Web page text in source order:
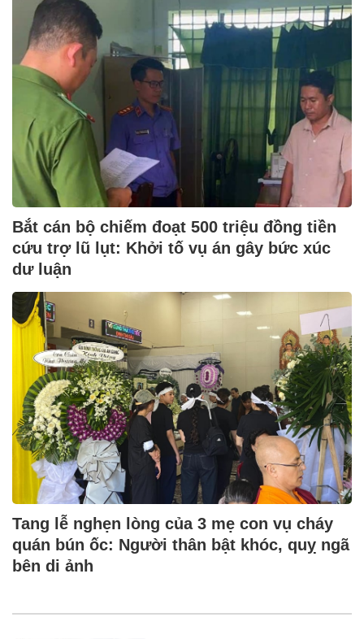
Diên, Hà Nội) để điều tra về tội “Gây rối trật tự công cộng”.
Bắt cán bộ chiếm đoạt 500 triệu đồng tiền
cứu trợ lũ lụt: Khởi tố vụ án gây bức xúc
dư luận
Tang lễ nghẹn lòng của 3 mẹ con vụ cháy
quán bún ốc: Người thân bật khóc, quỵ ngã
bên di ảnh